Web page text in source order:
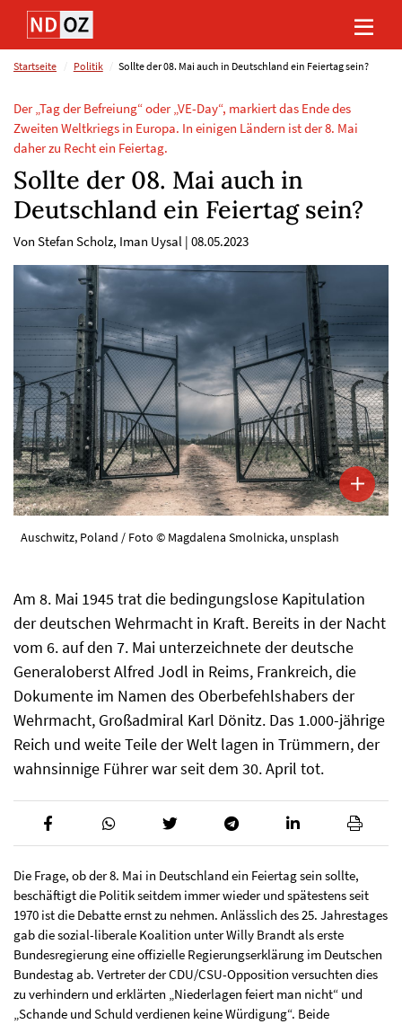
Direkt
Inhalt
(Eingabetaste)
Direkt
Hauptmenu
(Eingabetaste)
Direkt
Suche
(Eingabetaste)
Direkt
Footer
(Eingabetaste)
Startseite Politik Sollte der 08. Mai auch in Deutschland ein Feiertag sein?
Der „Tag der Befreiung“ oder „VE-Day“, markiert das Ende des
Zweiten Weltkriegs in Europa. In einigen Ländern ist der 8. Mai
daher zu Recht ein Feiertag.
Sollte der 08. Mai auch in
Deutschland ein Feiertag sein?
Von Stefan Scholz, Iman Uysal | 08.05.2023
Auschwitz, Poland / Foto © Magdalena Smolnicka, unsplash
Am 8. Mai 1945 trat die bedingungslose Kapitulation
der deutschen Wehrmacht in Kraft. Bereits in der Nacht
vom 6. auf den 7. Mai unterzeichnete der deutsche
Generaloberst Alfred Jodl in Reims, Frankreich, die
Dokumente im Namen des Oberbefehlshabers der
Wehrmacht, Großadmiral Karl Dönitz. Das 1.000-jährige
Reich und weite Teile der Welt lagen in Trümmern, der
wahnsinnige Führer war seit dem 30. April tot.
Die Frage, ob der 8. Mai in Deutschland ein Feiertag sein sollte,
beschäftigt die Politik seitdem immer wieder und spätestens seit
1970 ist die Debatte ernst zu nehmen. Anlässlich des 25. Jahrestages
gab die sozial-liberale Koalition unter Willy Brandt als erste
Bundesregierung eine offizielle Regierungserklärung im Deutschen
Bundestag ab. Vertreter der CDU/CSU-Opposition versuchten dies
zu verhindern und erklärten „Niederlagen feiert man nicht“ und
„Schande und Schuld verdienen keine Würdigung“. Beide